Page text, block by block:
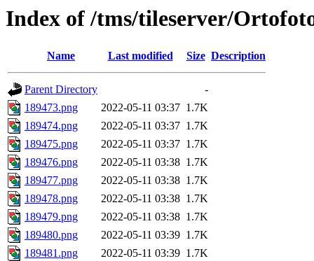
Index of /tms/tileserver/
Name Last modified Size Description
Parent Directory
-
189473.png
2022-05-11 03:37 1.7K
189474.png
2022-05-11 03:37 1.7K
189475.png
2022-05-11 03:37 1.7K
189476.png
2022-05-11 03:38 1.7K
189477.png
2022-05-11 03:38 1.7K
189478.png
2022-05-11 03:38 1.7K
189479.png
2022-05-11 03:38 1.7K
189480.png
2022-05-11 03:39 1.7K
189481.png
2022-05-11 03:39 1.7K